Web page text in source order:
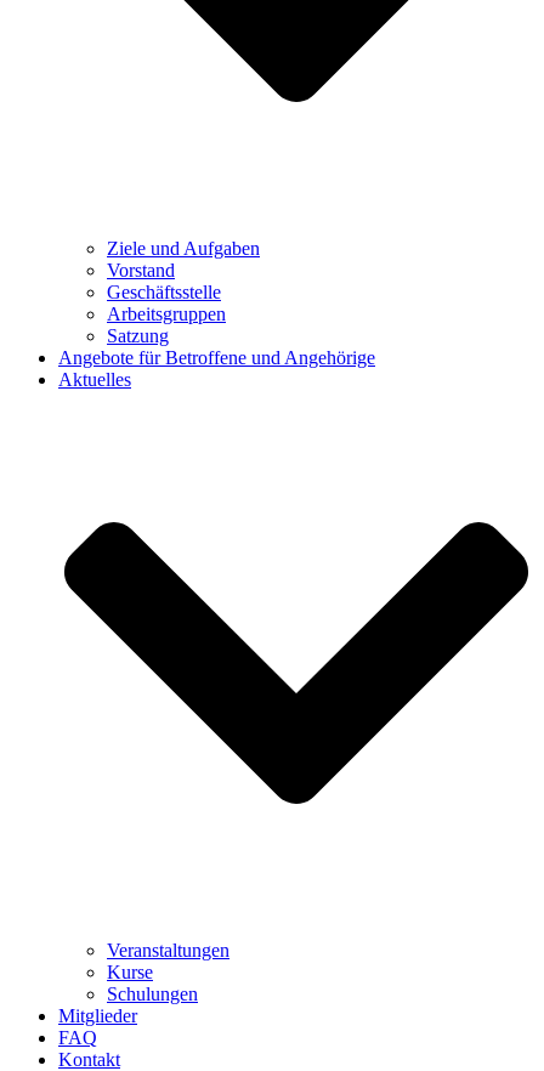
Ziele und Aufgaben
Vorstand
Geschäftsstelle
Arbeitsgruppen
Satzung
Angebote für Betroffene und Angehörige
Aktuelles
Veranstaltungen
Kurse
Schulungen
Mitglieder
FAQ
Kontakt